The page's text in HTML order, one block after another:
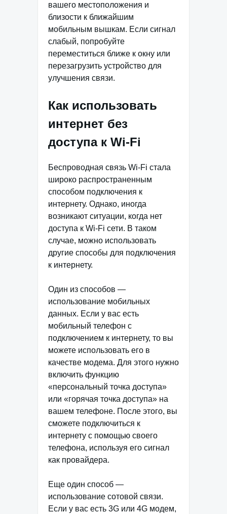
вашего местоположения и
близости к ближайшим
мобильным вышкам. Если сигнал
слабый, попробуйте
переместиться ближе к окну или
перезагрузить устройство для
улучшения связи.
Как использовать
интернет без
доступа к Wi-Fi
Беспроводная связь Wi-Fi стала
широко распространенным
способом подключения к
интернету. Однако, иногда
возникают ситуации, когда нет
доступа к Wi-Fi сети. В таком
случае, можно использовать
другие способы для подключения
к интернету.
Один из способов —
использование мобильных
данных. Если у вас есть
мобильный телефон с
подключением к интернету, то вы
можете использовать его в
качестве модема. Для этого нужно
включить функцию
«персональный точка доступа»
или «горячая точка доступа» на
вашем телефоне. После этого, вы
сможете подключиться к
интернету с помощью своего
телефона, используя его сигнал
как провайдера.
Еще один способ —
использование сотовой связи.
Если у вас есть 3G или 4G модем,